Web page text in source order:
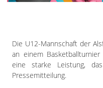
Die U12-Mannschaft der
an einem
eine starke Leistung,
Pressemitteilung.